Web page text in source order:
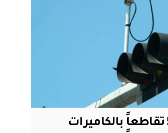
المرور: تجهيز 50 تقاطعاً بالكاميرات